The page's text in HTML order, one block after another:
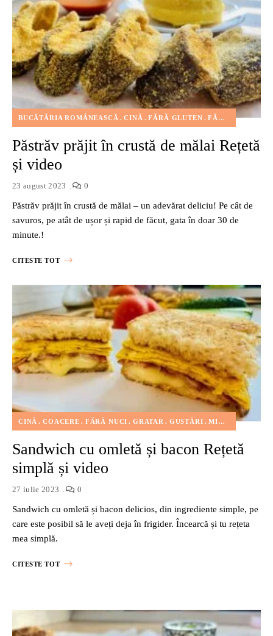
BUCĂTĂRIA ROMÂNEASCĂ CINĂ FĂRĂ GLUTEN FĂRĂ LACTATE
Păstrăv prăjit în crustă de mălai Rețetă
și video
23 august 2023 0
Păstrăv prăjit în crustă de mălai – un adevărat deliciu! Pe cât de
savuros, pe atât de ușor și rapid de făcut, gata în doar 30 de
minute.!
CITESTE TOT
CINĂ COACERE FĂRĂ NUCI GRATAR GUSTĂRI MIC DEJUN
Sandwich cu omletă și bacon Rețetă
simplă și video
27 iulie 2023 0
Sandwich cu omletă și bacon delicios, din ingrediente simple, pe
care este posibil să le aveți deja în frigider. Încearcă și tu rețeta
mea simplă.
CITESTE TOT